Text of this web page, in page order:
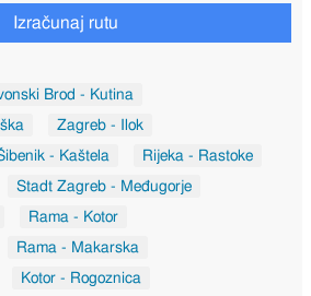
Izračunaj rutu
Brod - Kutina
Zagreb - Ilok
- Kaštela
Rijeka - Rastoke
Stadt Zagreb - Međugorje
Rama - Kotor
Rama - Makarska
Kotor - Rogoznica